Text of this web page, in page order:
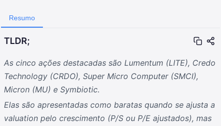
Resumo
TLDR;
As cinco ações destacadas são Lumentum (LITE), Credo
Technology (CRDO), Super Micro Computer (SMCI),
Micron (MU) e Symbiotic.
Elas são apresentadas como baratas quando se ajusta a
valuation pelo crescimento (P/S ou P/E ajustados), mas